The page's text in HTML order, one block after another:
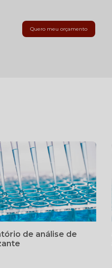
Quero meu orçamento
de análise de